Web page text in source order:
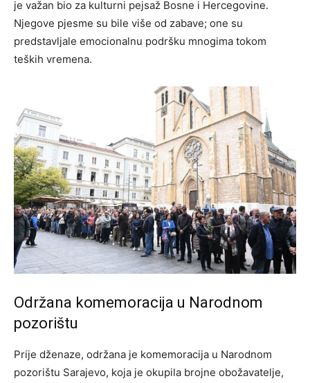
je važan bio za kulturni pejsaž Bosne i Hercegovine.
Njegove pjesme su bile više od zabave; one su
predstavljale emocionalnu podršku mnogima tokom
teških vremena.
Održana komemoracija u Narodnom
pozorištu
Prije dženaze, održana je komemoracija u Narodnom
pozorištu Sarajevo, koja je okupila brojne obožavatelje,